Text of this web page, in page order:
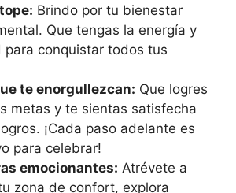
Brindo por tu bienestar
Que tengas la energía y
para conquistar todos tus
te enorgullezcan: Que logres
metas y te sientas satisfecha
¡Cada paso adelante es
para celebrar!
emocionantes: Atrévete a
zona de confort, explora